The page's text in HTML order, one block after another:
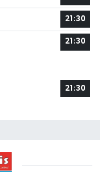
21:30
21:30
21:30